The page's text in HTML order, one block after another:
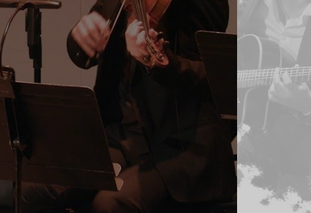
FESTIVAL ARSMONDO